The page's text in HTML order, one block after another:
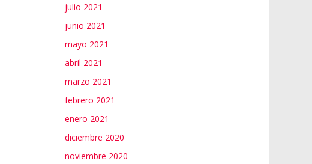
julio 2021
junio 2021
mayo 2021
abril 2021
marzo 2021
febrero 2021
enero 2021
diciembre 2020
noviembre 2020